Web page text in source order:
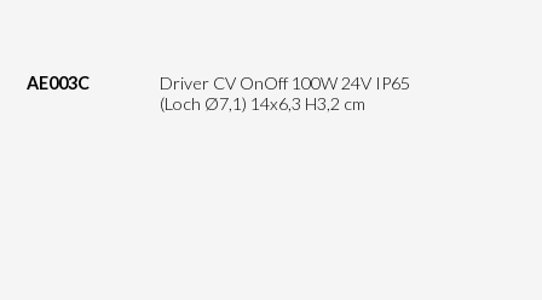
AE003C
Driver CV OnOff 100W 24V IP65
(Loch Ø7,1) 14x6,3 H3,2 cm